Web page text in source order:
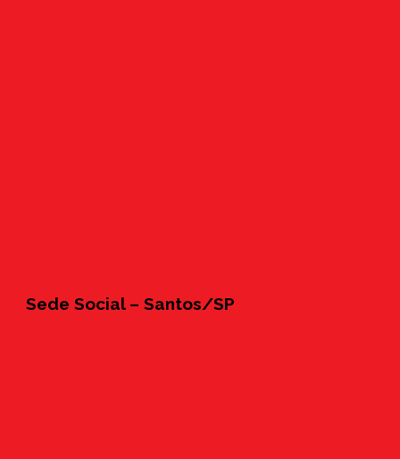
Sede Social – Santos/SP